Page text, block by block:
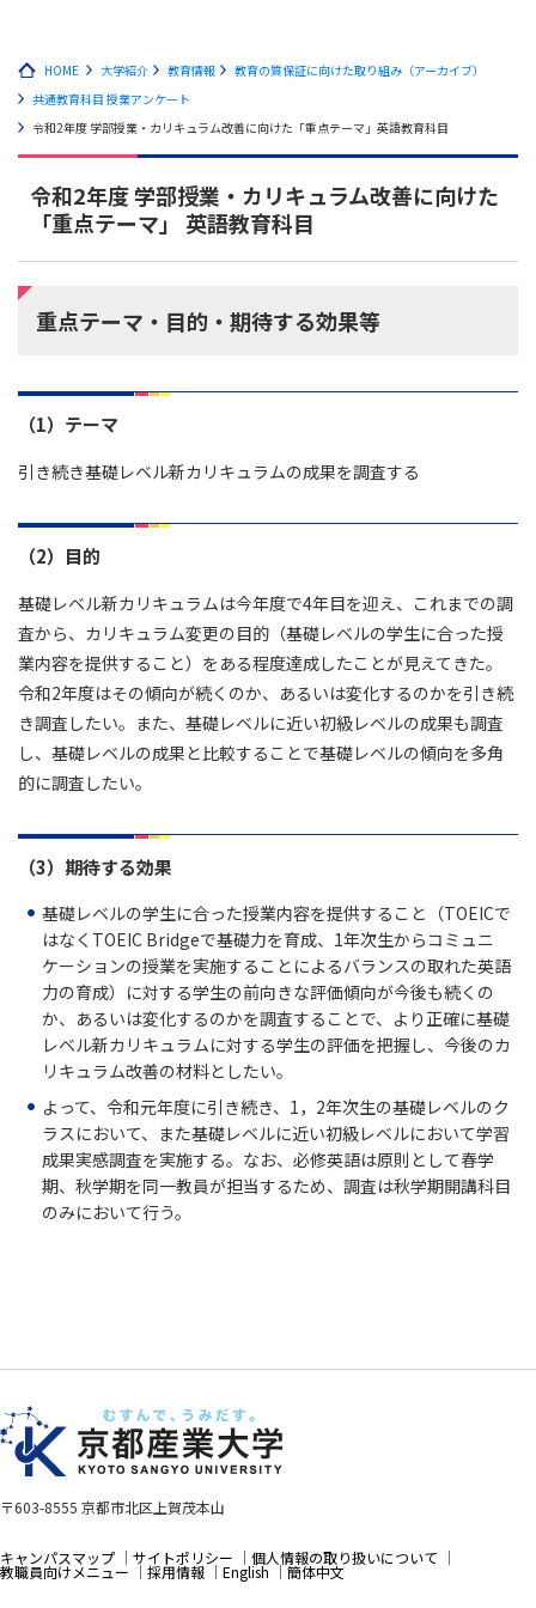
HOME 大学紹介 教育情報
教育の質保証に向けた取り組み（アーカイブ）
共通教育科目 授業アンケート
令和2年度 学部授業・カリキュラム改善に向けた「重点テーマ」英語教育科目
令和2年度 学部授業・カリキュラム改善に向けた
「重点テーマ」 英語教育科目
重点テーマ・目的・期待する効果等
（1）テーマ
引き続き基礎レベル新カリキュラムの成果を調査する
（2）目的
基礎レベル新カリキュラムは今年度で4年目を迎え、これまでの調
査から、カリキュラム変更の目的（基礎レベルの学生に合った授
業内容を提供すること）をある程度達成したことが見えてきた。
令和2年度はその傾向が続くのか、あるいは変化するのかを引き続
き調査したい。また、基礎レベルに近い初級レベルの成果も調査
し、基礎レベルの成果と比較することで基礎レベルの傾向を多角
的に調査したい。
（3）期待する効果
基礎レベルの学生に合った授業内容を提供すること（TOEICで
はなくTOEIC Bridgeで基礎力を育成、1年次生からコミュニ
ケーションの授業を実施することによるバランスの取れた英語
力の育成）に対する学生の前向きな評価傾向が今後も続くの
か、あるいは変化するのかを調査することで、より正確に基礎
レベル新カリキュラムに対する学生の評価を把握し、今後のカ
リキュラム改善の材料としたい。
よって、令和元年度に引き続き、1，2年次生の基礎レベルのク
ラスにおいて、また基礎レベルに近い初級レベルにおいて学習
成果実感調査を実施する。なお、必修英語は原則として春学
期、秋学期を同一教員が担当するため、調査は秋学期開講科目
のみにおいて行う。
〒603-8555 京都市北区上賀茂本山
キャンパスマップ サイトポリシー 個人情報の取り扱いについて
教職員向けメニュー 採用情報 English 簡体中文